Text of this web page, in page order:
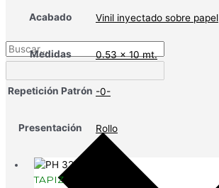
Acabado Vinil inyectado sobre papel
Medidas 0.53 x 10 mt.
Repetición Patrón -0-
Presentación Rollo
TAPIZ